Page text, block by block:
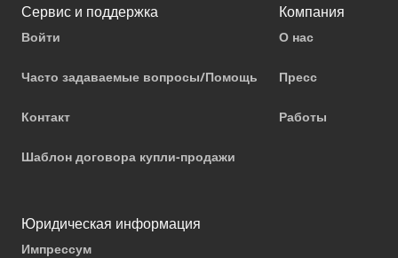
Сервис и поддержка
Войти
Часто задаваемые вопросы/Помощь
Контакт
Шаблон договора купли-продажи
Компания
О нас
Пресс
Работы
Юридическая информация
Импрессум